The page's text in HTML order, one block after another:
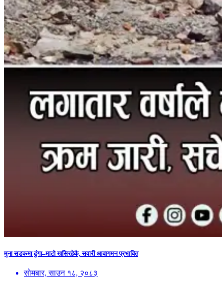
मुना सडकमा ढुंगा–माटो खसिरहेकै, सवारी आवागमन प्रभावित
सोमबार, साउन १८, २०८३